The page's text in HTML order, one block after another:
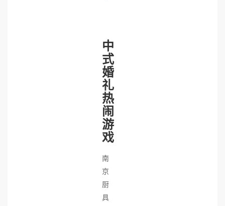
中
式
婚
礼
热
闹
游
戏
南
京
厨
具